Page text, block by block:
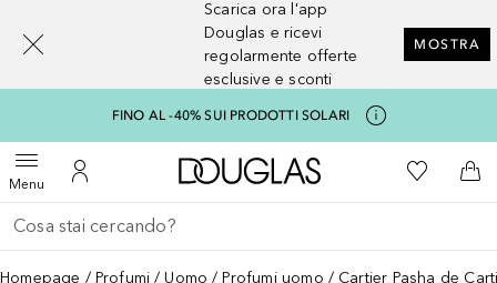
Scarica ora l'app
Douglas e ricevi
regolarmente offerte
esclusive e sconti
MOSTRA
FINO AL -40% SUI PRODOTTI SOLARI
MenuApri menuAl Mio Account
A Douglas HomeAlla Mia
Al
Torna indietro
Esegui ricerca
Homepage Profumi Uomo Profumi uomo Cartier Pasha de
[navigation.slideout.screenreader]